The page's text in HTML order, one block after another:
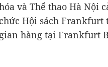
và Thể thao Hà Nội
chức Hội sách
gian hàng tại Frankfurt